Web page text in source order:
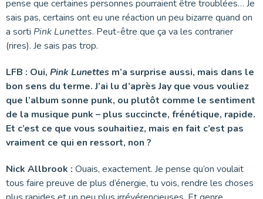
pense que certaines personnes pourraient être troublées… Je
sais pas, certains ont eu une réaction un peu bizarre quand on
a sorti Pink Lunettes. Peut-être que ça va les contrarier
(rires). Je sais pas trop.
LFB : Oui, Pink Lunettes m’a surprise aussi, mais dans le
bon sens du terme. J’ai lu d’après Jay que vous vouliez
que l’album sonne punk, ou plutôt comme le sentiment
de la musique punk – plus succincte, frénétique, rapide.
Et c’est ce que vous souhaitiez, mais en fait c’est pas
vraiment ce qui en ressort, non ?
Nick Allbrook : Ouais, exactement. Je pense qu’on voulait
tous faire preuve de plus d’énergie, tu vois, rendre les choses